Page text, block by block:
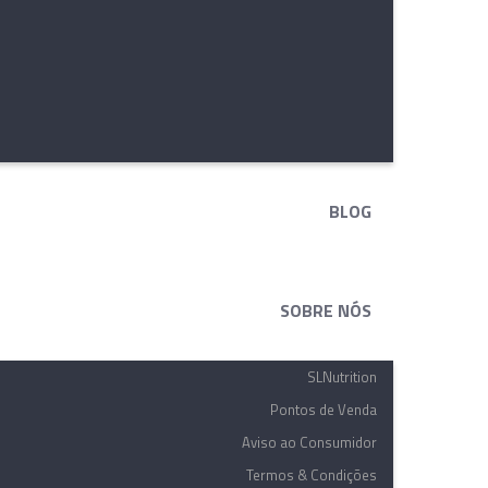
BLOG
SOBRE NÓS
SLNutrition
Pontos de Venda
Aviso ao Consumidor
Termos & Condições